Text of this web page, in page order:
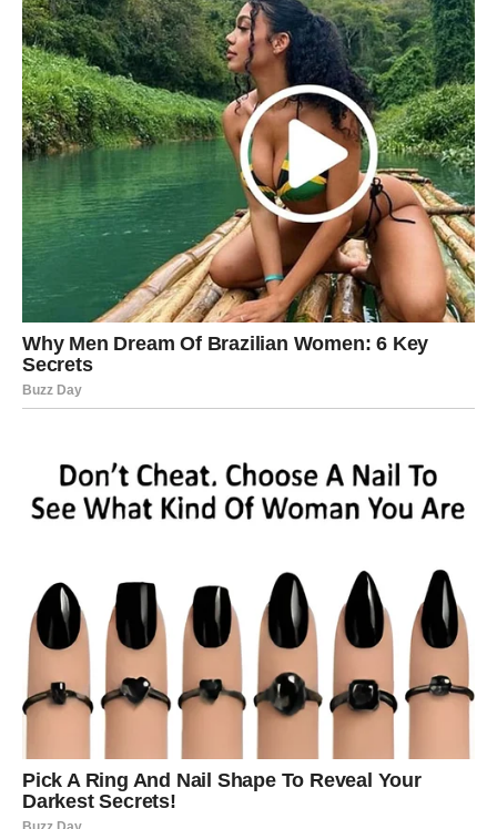
Život vam vraća ravnotežu i mir
Pred vama su veoma važni trenuci sreće.
VODOLIJA
Zvijezde vam donose neočekivanu priliku koja bi vam
mogla potpuno promijeniti budućnost.
Jedna odluka sada vam otvara vrata potpuno novog
života.
Veliko iznenađenje ulazi u vaš život
RIBE
Ljubav, sigurnost i osjećaj unutrašnje ravnoteže konačno
postaju dio vaše svakodnevice.
Duša konačno pronalazi ono što je dugo
tražila
Pred vama su trenuci puni topline i sreće.